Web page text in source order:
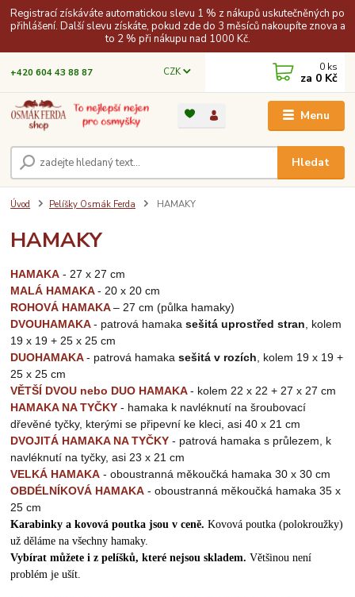
Registrací získáváte automatickou slevu 1 % z nákupů uskutečněných po
přihlášení. Další slevu získáte, pokud zde do 3 měsíců nakoupíte znova a
to 2 % při nákupu nad 1000 Kč.
Menu
CZK
Hledat
+420 604 43 88 87 0 ks
za 0 Kč
Úvod Pelíšky Osmák Ferda HAMAKY
HAMAKY
HAMAKA - 27 x 27 cm
MALÁ HAMAKA- 20 x 20 cm
ROHOVÁ HAMAKA– 27 cm (půlka hamaky)
DVOUHAMAKA- patrová hamakasešitá uprostřed stran , kolem
19 x 19 + 25 x 25 cm
DUOHAMAKA- patrová hamakasešitá v rozích , kolem 19 x 19 +
25 x 25 cm
VĚTŠÍ DVOU nebo DUO HAMAKA- kolem 22 x 22 + 27 x 27 cm
HAMAKA NA TYČKY - hamaka k navléknutí na šroubovací
dřevěné tyčky, kterými se připevní ke kleci, asi 40 x 21 cm
DVOJITÁ HAMAKA NA TYČKY - patrová hamaka s průlezem, k
navléknutí na tyčky, asi 23 x 21 cm
VELKÁ HAMAKA - oboustranná měkoučká hamaka 30 x 30 cm
OBDÉLNÍKOVÁ HAMAKA - oboustranná měkoučká hamaka 35 x
25 cm
Karabinky a kovová poutka jsou v ceně.Kovová poutka (polokroužky)
už děláme na všechny hamaky.
Vybírat můžete i z pelíšků, které nejsou skladem. Většinou není
problém je ušít.